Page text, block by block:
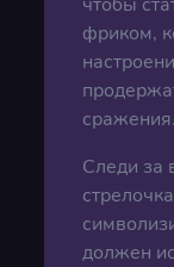
фриком,
сражения.
Следи за
должен